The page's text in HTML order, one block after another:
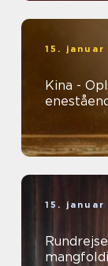
15. januar
Kina -
15. januar